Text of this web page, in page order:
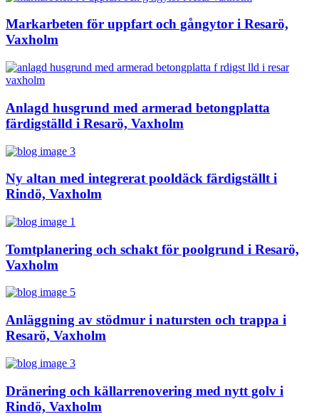
Markarbeten för uppfart och gångytor i Resarö,
Vaxholm
Anlagd husgrund med armerad betongplatta
färdigställd i Resarö, Vaxholm
Ny altan med integrerat pooldäck färdigställt i
Rindö, Vaxholm
Tomtplanering och schakt för poolgrund i Resarö,
Vaxholm
Anläggning av stödmur i natursten och trappa i
Resarö, Vaxholm
Dränering och källarrenovering med nytt golv i
Rindö, Vaxholm